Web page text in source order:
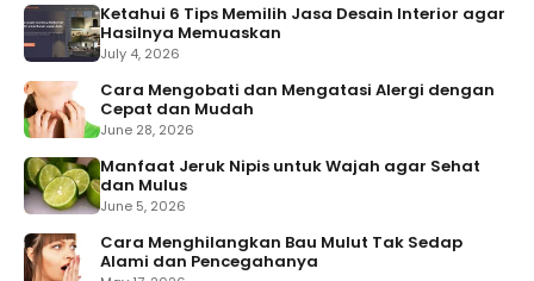
Ketahui 6 Tips Memilih Jasa Desain Interior agar
Hasilnya Memuaskan
July 4, 2026
Cara Mengobati dan Mengatasi Alergi dengan
Cepat dan Mudah
June 28, 2026
Manfaat Jeruk Nipis untuk Wajah agar Sehat
dan Mulus
June 5, 2026
Cara Menghilangkan Bau Mulut Tak Sedap
Alami dan Pencegahanya